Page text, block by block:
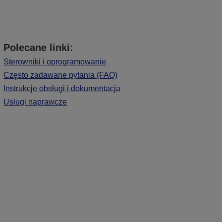
Polecane linki:
Sterowniki i oprogramowanie
Często zadawane pytania (FAQ)
Instrukcje obsługi i dokumentacja
Usługi naprawcze